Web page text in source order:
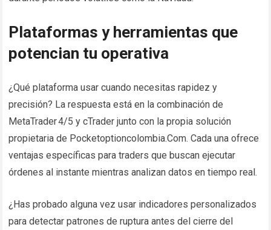
Plataformas y herramientas que
potencian tu operativa
¿Qué plataforma usar cuando necesitas rapidez y
precisión? La respuesta está en la combinación de
MetaTrader 4/5 y cTrader junto con la propia solución
propietaria de Pocketoptioncolombia.Com. Cada una ofrece
ventajas específicas para traders que buscan ejecutar
órdenes al instante mientras analizan datos en tiempo real.
¿Has probado alguna vez usar indicadores personalizados
para detectar patrones de ruptura antes del cierre del